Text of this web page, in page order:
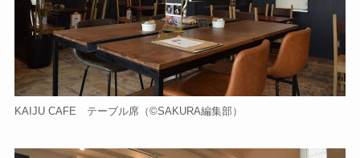
KAIJU CAFE テーブル席（©️SAKURA編集部）